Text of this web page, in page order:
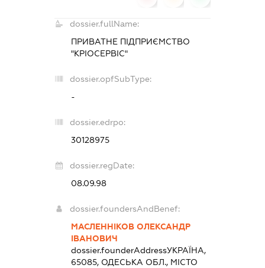
dossier.fullName:
ПРИВАТНЕ ПІДПРИЄМСТВО
"КРІОСЕРВІС"
dossier.opfSubType:
-
dossier.edrpo:
30128975
dossier.regDate:
08.09.98
dossier.foundersAndBenef:
МАСЛЕННІКОВ ОЛЕКСАНДР
ІВАНОВИЧ
dossier.founderAddressУКРАЇНА,
65085, ОДЕСЬКА ОБЛ., МІСТО